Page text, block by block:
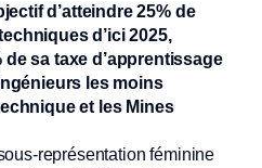
d’atteindre 25% de
d’ici 2025,
de sa taxe d’apprentissage
les moins
et les Mines
représentation féminine